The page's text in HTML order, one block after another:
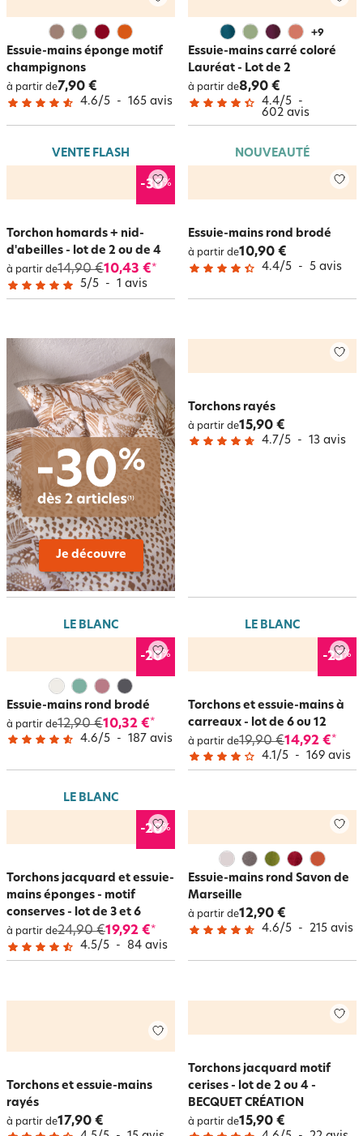
Essuie-mains éponge motif
champignons
à partir de7,90 €
4.6/5 - 165 avis
+9
Essuie-mains carré coloré
Lauréat - Lot de 2
à partir de8,90 €
4.4/5 -
602 avis
VENTE FLASH
-30%
Torchon homards + nid-
d'abeilles - lot de 2 ou de 4
à partir de14,90 €10,43 €*
5/5 - 1 avis
NOUVEAUTÉ
Essuie-mains rond brodé
à partir de10,90 €
4.4/5 - 5 avis
Torchons rayés
à partir de15,90 €
4.7/5 - 13 avis
LE BLANC
-20%
Essuie-mains rond brodé
à partir de12,90 €10,32 €*
4.6/5 - 187 avis
LE BLANC
-25%
Torchons et essuie-mains à
carreaux - lot de 6 ou 12
à partir de19,90 €14,92 €*
4.1 /5 - 169 avis
LE BLANC
-20%
Torchons jacquard et essuie-
mains éponges - motif
conserves - lot de 3 et 6
à partir de24,90 €19,92 €*
4.5/5 - 84 avis
Essuie-mains rond Savon de
Marseille
à partir de12,90 €
4.6/5 - 215 avis
Torchons et essuie-mains
rayés
à partir de17,90 €
Torchons jacquard motif
cerises - lot de 2 ou 4 -
BECQUET CRÉATION
à partir de15,90 €
Je découvre